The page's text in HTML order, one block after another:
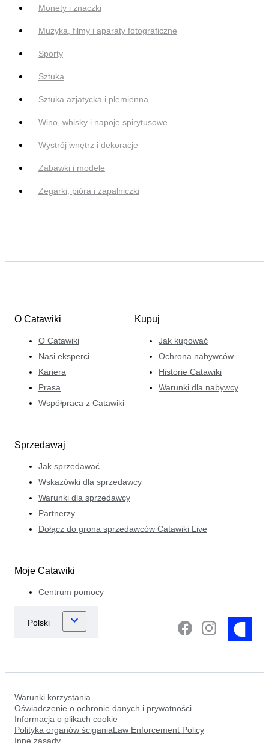
Monety i znaczki
Muzyka, filmy i aparaty fotograficzne
Sporty
Sztuka
Sztuka azjatycka i plemienna
Wino, whisky i napoje spirytusowe
Wystrój wnętrz i dekoracje
Zabawki i modele
Zegarki, pióra i zapalniczki
O Catawiki
O Catawiki
Nasi eksperci
Kariera
Prasa
Współpraca z Catawiki
Kupuj
Jak kupować
Ochrona nabywców
Historie Catawiki
Warunki dla nabywcy
Sprzedawaj
Jak sprzedawać
Wskazówki dla sprzedawcy
Warunki dla sprzedawcy
Partnerzy
Dołącz do grona sprzedawców Catawiki Live
Moje Catawiki
Centrum pomocy
Warunki korzystania
Oświadczenie o ochronie danych i prywatności
Informacja o plikach cookie
Polityka organów ściganiaLaw Enforcement Policy
Inne zasady